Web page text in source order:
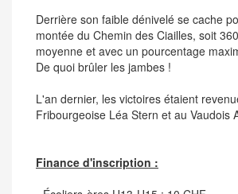
Derrière son faible dénivelé se cache
montée du Chemin des Ciailles, soit
moyenne et avec un pourcentage
De quoi brûler les jambes !
L'an dernier, les victoires étaient
Fribourgeoise Léa Stern et au Vaudois
Finance d'inscription :